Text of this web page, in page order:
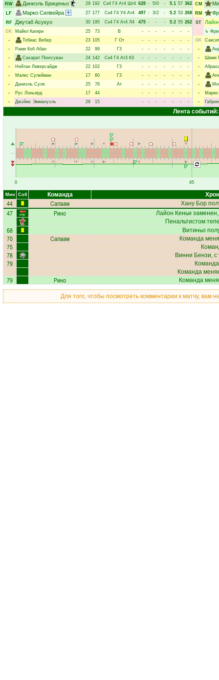
RW
Даниэль Бриценьо 29 192 Ск4 Г4 Ат4 Шт4 628 - 5/0 - 5.1 57 362
LF
Марко Силвейра 27 177 Ск4 Г4 У4 Ат4 497 - 3/2 - 5.2 53 268
RF
Джутаб Асукуо 30 195 Ск4 Г4 Ат4 Л4 475 - - - 5.2 55 262
GK
Майкл Кагири 25 73 В - - - - - -
-
-
Тобиас Вебер 23 105 Г От - - - - - -
-
-
Рами Коб Абан 22 99 Г3 - - - - - -
-
-
Сахарат Понгсуван 24 142 Ск4 Г4 Ат3 К3 - - - - - -
-
-
Нейтан Ливерсайдж 22 102 Г3 - - - - - -
-
-
Малес Сулейман 17 60 Г3 - - - - - -
-
-
Даниэль Суле 25 76 Ат - - - - - -
-
-
Рус Лоньярд 17 44 - - - - - -
-
-
Джэймс Эммануэль 28 15 - - - - - - -
CM
RM
ST
↳
GK
-
-
Шами
-
-
-
-
Марко
-
Лента событий:
0 45
Мин Соб Команда
44 Салаам Хану Бор
47 Рино Лайон Кеньи
Пенальтистом
68 Витиньо
70 Салаам Команда
75
78 Винни Бензи, с
79
Команда
79 Рино Команда
Для того, чтобы посмотреть комментарии к матчу, вам